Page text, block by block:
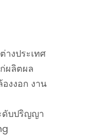
งประเทศ
ผลิตผล
งงอก งาน
ดับปริญญา